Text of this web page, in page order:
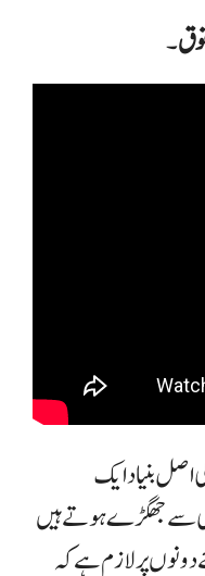
۔
اصل بنیاد ایک
سے جھگڑے ہوتے ہیں
دونوں پر لازم ہے کہ